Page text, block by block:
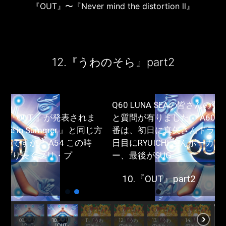
『OUT』〜『Never mind the distortion ll』
12.『うわのそら』part2
Q60 LUNA SEAの皆さんの登場順を教えてほしい
と質問が有りました。 A60 レコーディングした順
番は、初日に真矢さんドラム、Jさんベース、二
日目にRYUICHI さんボーカル、INORANさんギタ
ー、最後がSUG
10.『OUT』part2
09.
10.
11.『うわ
12.『うわ
13.『うわ
14.『うわ